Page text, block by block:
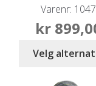
Varenr: 1047
kr
Velg